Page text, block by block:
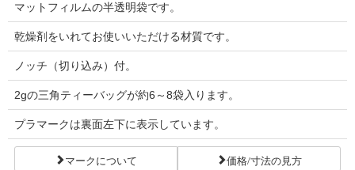
マットフィルムの半透明袋です。
乾燥剤をいれてお使いいただける材質です。
ノッチ（切り込み）付。
2gの三角ティーバッグが約6～8袋入ります。
プラマークは裏面左下に表示しています。
マークについて 価格/寸法の見方